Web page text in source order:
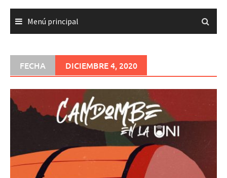
Menú principal
FECHA DICIEMBRE 4, 2020